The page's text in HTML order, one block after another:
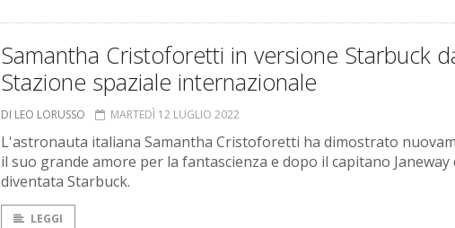
Samantha Cristoforetti in versione Starbuck
Stazione spaziale internazionale
DI LEO LORUSSO MARTEDÌ 12 LUGLIO 2022
L'astronauta italiana Samantha Cristoforetti ha dimostrato
il suo grande amore per la fantascienza e dopo il capitano Janeway
diventata Starbuck.
LEGGI